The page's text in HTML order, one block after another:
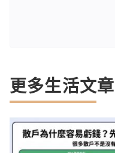
更多生活文